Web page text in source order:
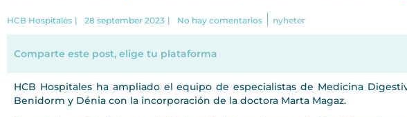
HCB Hospitales | 28 september 2023 | No hay comentarios nyheter
Comparte este post, elige tu plataforma
HCB Hospitales ha ampliado el equipo de especialistas de Medicina
Benidorm y Dénia con la incorporación de la doctora Marta Magaz.